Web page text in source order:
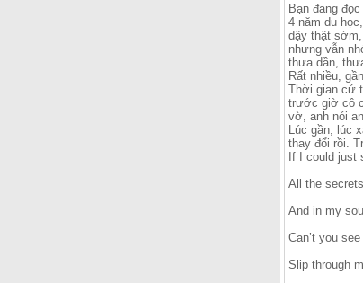
Bạn đang
4 năm du
dậy thật
nhưng vẫn
thưa dần,
Rất nhiều,
Thời gian cứ
trước giờ cô
vờ, anh nói
Lúc gần, lúc
thay đổi rồi.
If I could just
All the
And in my
Can’t you
Slip through